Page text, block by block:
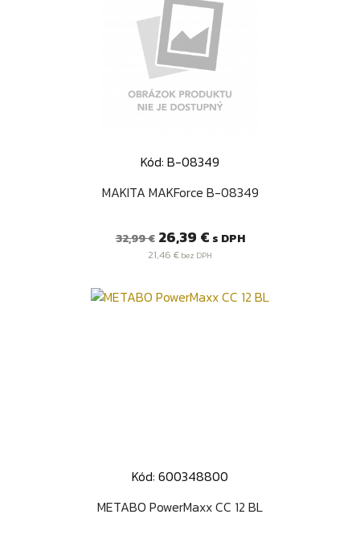
Kód: B-08349
MAKITA MAKForce B-08349
Bežná
cena
32,99 € Cena
26,39 € s DPH
21,46 € bez DPH
Kód: 600348800
METABO PowerMaxx CC 12 BL